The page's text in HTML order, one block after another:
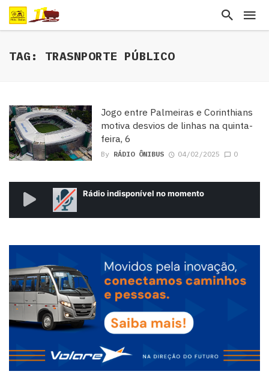
TAG: TRASNPORTE PÚBLICO
Jogo entre Palmeiras e Corinthians
motiva desvios de linhas na quinta-
feira, 6
By RÁDIO ÔNIBUS 04/02/2025 0